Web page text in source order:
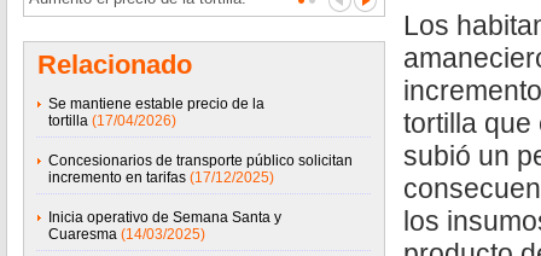
Relacionado
Se mantiene estable precio de la
tortilla (17/04/2026)
Concesionarios de transporte público solicitan
incremento en tarifas (17/12/2025)
Inicia operativo de Semana Santa y
Cuaresma (14/03/2025)
Los
tortilla que
subió un
los